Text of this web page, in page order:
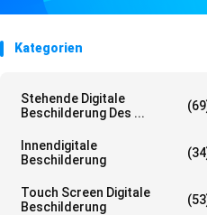
Kategorien
Stehende Digitale
Beschilderung Des ...
Innendigitale
Beschilderung
Touch Screen Digitale
Beschilderung